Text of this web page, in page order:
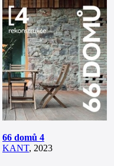
66 domů 4
KANT, 2023